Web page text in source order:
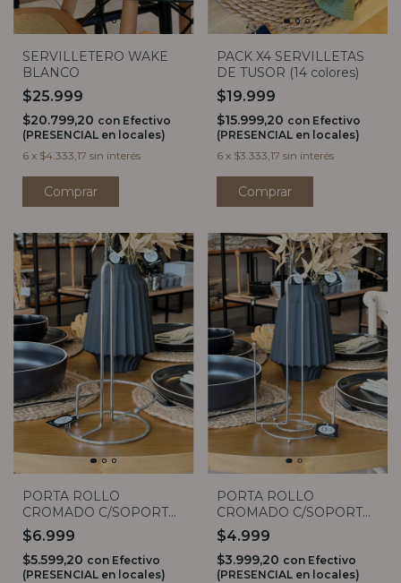
SERVILLETERO WAKE
BLANCO
$25.999
$20.799,20 con Efectivo
(PRESENCIAL en locales)
6 x $4.333,17 sin interés
PACK X4 SERVILLETAS
DE TUSOR (14 colores)
$19.999
$15.999,20 con Efectivo
(PRESENCIAL en locales)
6 x $3.333,17 sin interés
Comprar
PORTA ROLLO
CROMADO C/SOPORTE
3
$6.999
$5.599,20 con Efectivo
(PRESENCIAL en locales)
PORTA ROLLO
CROMADO C/SOPORTE
2
$4.999
$3.999,20 con Efectivo
(PRESENCIAL en locales)